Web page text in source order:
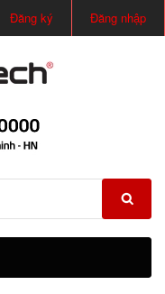
Đăng ký Đăng nhập